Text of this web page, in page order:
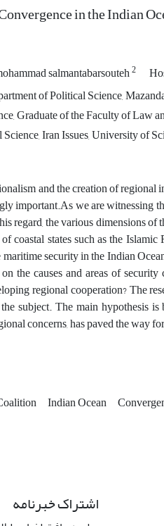
in the Indian
salmantabarsouteh2
of Political Science,
Graduate of the Faculty of Law
Iran Issues, University of
and the creation of
important.As we are witnessing
regard, the various dimensions
coastal states such as the
security in the Indian
the causes and areas of
regional cooperation? The
subject. The main hypothesis
concerns, has paved the way
Indian Ocean
اشتراک خبرنامه